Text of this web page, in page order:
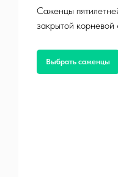
Саженцы
закрытой
Выбрать саженцы